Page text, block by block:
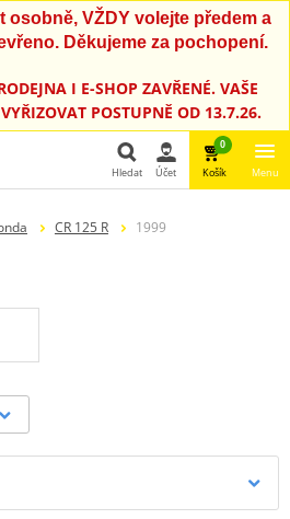
osobně, VŽDY volejte předem a
Děkujeme za pochopení.
I E-SHOP ZAVŘENÉ. VAŠE
POSTUPNĚ OD 13.7.26.
Hledat Účet
0
Košík Menu
CR 125 R 1999